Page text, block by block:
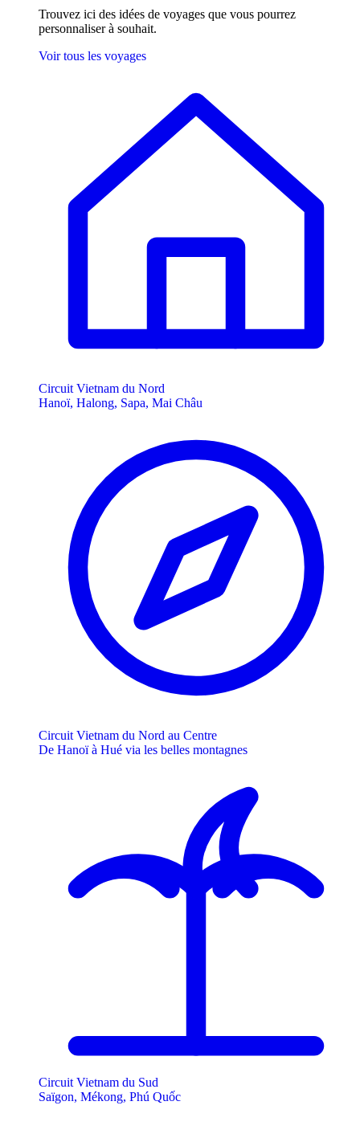
Trouvez ici des idées de voyages que vous pourrez
personnaliser à souhait.
Voir tous les voyages
Circuit Vietnam du Nord
Hanoï, Halong, Sapa, Mai Châu
Circuit Vietnam du Nord au Centre
De Hanoï à Hué via les belles montagnes
Circuit Vietnam du Sud
Saïgon, Mékong, Phú Quốc